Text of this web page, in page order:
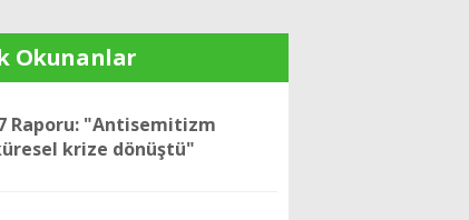
Okunanlar
Raporu: "Antisemitizm
krize dönüştü"